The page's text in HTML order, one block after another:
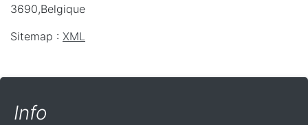
3690,Belgique
Sitemap : XML
Info